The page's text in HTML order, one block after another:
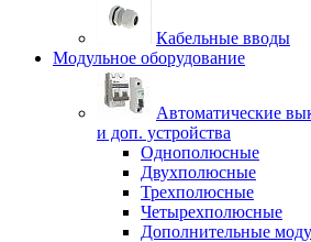
Кабельные вводы
Модульное оборудование
Автоматические
и доп. устройства
Однополюсные
Двухполюсные
Трехполюсные
Четырехполюсные
Дополнительные